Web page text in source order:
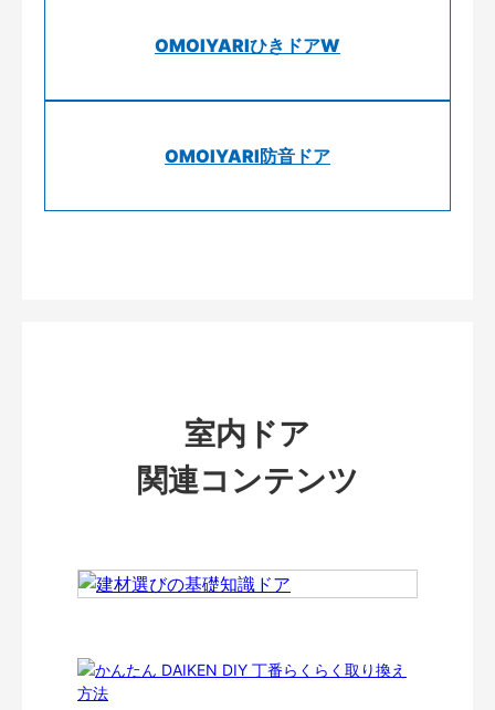
OMOIYARIひきドアW
OMOIYARI防音ドア
室内ドア
関連コンテンツ